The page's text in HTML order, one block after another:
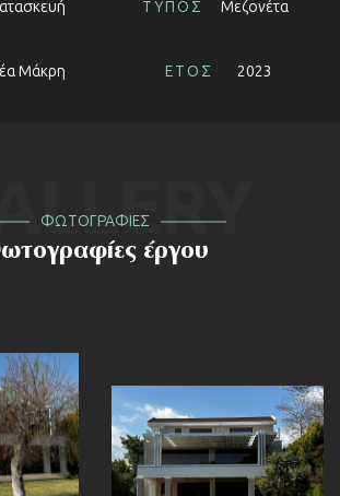
ΤΥΠΟΣ Μεζονέτα
Μάκρη ΕΤΟΣ 2023
ΦΩΤΟΓΡΑΦΙΕΣ
έργου